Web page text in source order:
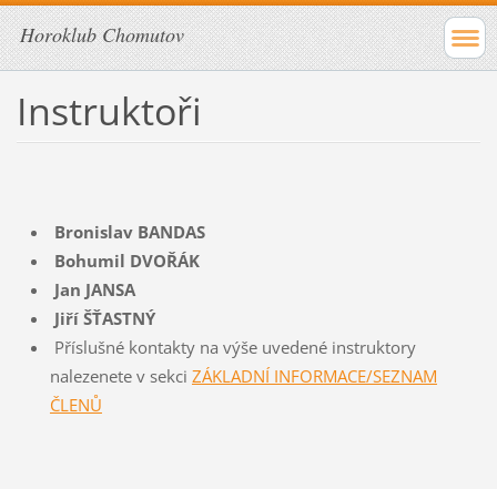
Horoklub Chomutov
Instruktoři
Bronislav BANDAS
Bohumil DVOŘÁK
Jan JANSA
Jiří ŠŤASTNÝ
Příslušné kontakty na výše uvedené instruktory
nalezenete v sekci ZÁKLADNÍ INFORMACE/SEZNAM
ČLENŮ